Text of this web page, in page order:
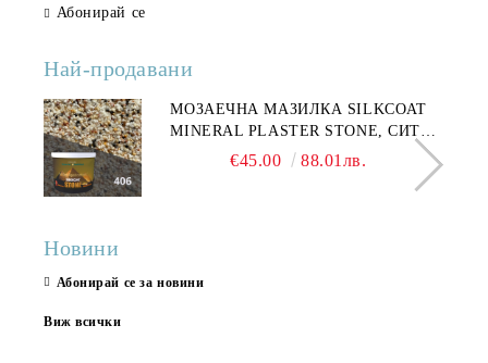
Абонирай се
Най-продавани
МОЗАЕЧНА МАЗИЛКА SILKCOAT
MINERAL PLASTER STONE, СИТЕН
КАМЪК 406 25КГ
€45.00 88.01лв.
Новини
Абонирай се за новини
Виж всички